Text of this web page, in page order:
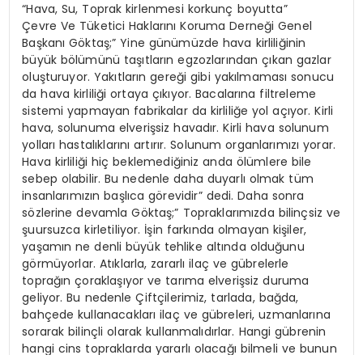
“Hava, Su, Toprak kirlenmesi korkunç boyutta”
Çevre Ve Tüketici Haklarını Koruma Derneği Genel
Başkanı Göktaş;” Yine günümüzde hava kirliliğinin
büyük bölümünü taşıtların egzozlarından çıkan gazlar
oluşturuyor. Yakıtların gereği gibi yakılmaması sonucu
da hava kirliliği ortaya çıkıyor. Bacalarına filtreleme
sistemi yapmayan fabrikalar da kirliliğe yol açıyor. Kirli
hava, solunuma elverişsiz havadır. Kirli hava solunum
yolları hastalıklarını artırır. Solunum organlarımızı yorar.
Hava kirliliği hiç beklemediğiniz anda ölümlere bile
sebep olabilir. Bu nedenle daha duyarlı olmak tüm
insanlarımızın başlıca görevidir” dedi. Daha sonra
sözlerine devamla Göktaş;” Topraklarımızda bilinçsiz ve
şuursuzca kirletiliyor. İşin farkında olmayan kişiler,
yaşamın ne denli büyük tehlike altında olduğunu
görmüyorlar. Atıklarla, zararlı ilaç ve gübrelerle
toprağın çoraklaşıyor ve tarıma elverişsiz duruma
geliyor. Bu nedenle Çiftçilerimiz, tarlada, bağda,
bahçede kullanacakları ilaç ve gübreleri, uzmanlarına
sorarak bilinçli olarak kullanmalıdırlar. Hangi gübrenin
hangi cins topraklarda yararlı olacağı bilmeli ve bunun